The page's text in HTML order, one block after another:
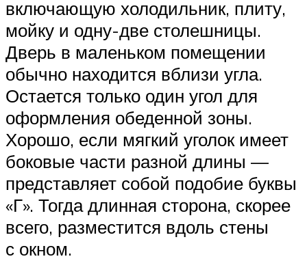
включающую холодильник, плиту,
мойку и одну-две столешницы.
Дверь в маленьком помещении
обычно находится вблизи угла.
Остается только один угол для
оформления обеденной зоны.
Хорошо, если мягкий уголок имеет
боковые части разной длины —
представляет собой подобие буквы
«Г». Тогда длинная сторона, скорее
всего, разместится вдоль стены
с окном.